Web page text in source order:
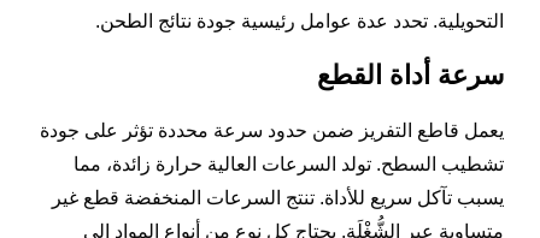
التحويلية. تحدد عدة عوامل رئيسية جودة نتائج الطحن.
سرعة أداة القطع
يعمل قاطع التفريز ضمن حدود سرعة محددة تؤثر على جودة
تشطيب السطح. تولد السرعات العالية حرارة زائدة، مما
يسبب تآكل سريع للأداة. تنتج السرعات المنخفضة قطع غير
متساوية عبر الشُّغْلَة. يحتاج كل نوع من أنواع المواد إلى